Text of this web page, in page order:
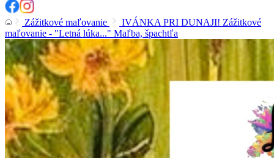
Zážitkové maľovanie
IVÁNKA PRI DUNAJI! Zážitkové
maľovanie - "Letná lúka..." Maľba, špachtľa